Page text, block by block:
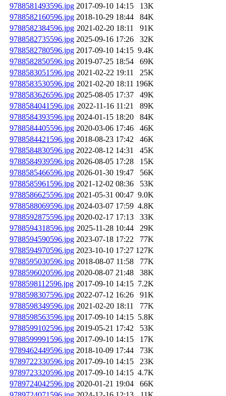
9788581493596.jpg 2017-09-10 14:15
13K
9788582160596.jpg 2018-10-29 18:44
84K
9788582384596.jpg 2021-02-20 18:11
91K
9788582735596.jpg 2025-09-16 17:26
32K
9788582780596.jpg 2017-09-10 14:15 9.4K
9788582850596.jpg 2019-07-25 18:54
69K
9788583051596.jpg 2021-02-22 19:11
25K
9788583530596.jpg 2021-02-20 18:11 196K
9788583626596.jpg 2025-08-05 17:37
49K
9788584041596.jpg 2022-11-16 11:21
89K
9788584393596.jpg 2024-01-15 18:20
84K
9788584405596.jpg 2020-03-06 17:46
46K
9788584421596.jpg 2018-08-23 17:42
46K
9788584830596.jpg 2022-08-12 14:31
45K
9788584939596.jpg 2026-08-05 17:28
15K
9788585466596.jpg 2026-01-30 19:47
56K
9788585961596.jpg 2021-12-02 08:36
53K
9788586625596.jpg 2021-05-31 00:47 9.0K
9788588069596.jpg 2024-03-07 17:59 4.8K
9788592875596.jpg 2020-02-17 17:13
33K
9788594318596.jpg 2025-11-28 10:44
29K
9788594590596.jpg 2023-07-18 17:22
77K
9788594970596.jpg 2023-10-10 17:27 127K
9788595030596.jpg 2018-08-07 11:58
77K
9788596020596.jpg 2020-08-07 21:48
38K
9788598112596.jpg 2017-09-10 14:15 7.2K
9788598307596.jpg 2022-07-12 16:26
91K
9788598349596.jpg 2021-02-20 18:11
77K
9788598563596.jpg 2017-09-10 14:15 5.8K
9788599102596.jpg 2019-05-21 17:42
53K
9788599991596.jpg 2017-09-10 14:15
17K
9789462449596.jpg 2018-10-09 17:44
73K
9789722330596.jpg 2017-09-10 14:15
23K
9789723320596.jpg 2017-09-10 14:15 4.7K
9789724042596.jpg 2020-01-21 19:04
66K